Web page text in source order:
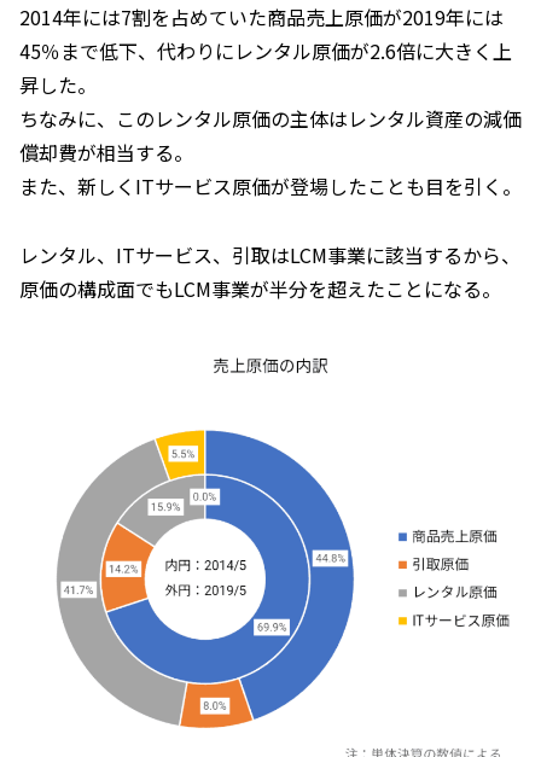
2014年には7割を占めていた商品売上原価が2019年には
45％まで低下、代わりにレンタル原価が2.6倍に大きく上
昇した。
ちなみに、このレンタル原価の主体はレンタル資産の減価
償却費が相当する。
また、新しくITサービス原価が登場したことも目を引く。
レンタル、ITサービス、引取はLCM事業に該当するから、
原価の構成面でもLCM事業が半分を超えたことになる。